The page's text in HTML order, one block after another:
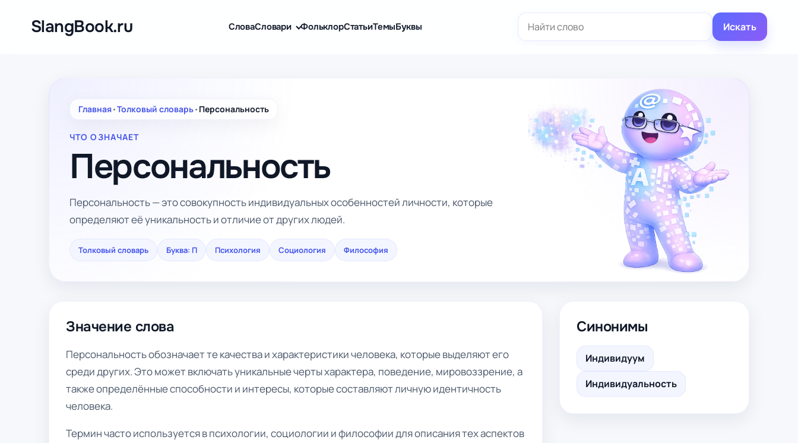
содержимомуSlangBook.ru СловаСловари ФольклорСтатьиТемыБуквы Искать
Главная•Толковый словарь• Персональность
ЧТО ОЗНАЧАЕТ
Персональность
Персональность — это совокупность индивидуальных особенностей личности, которые
определяют её уникальность и отличие от других людей.
Толковый словарь Буква: П Психология Социология Философия
Значение слова
Персональность обозначает те качества и характеристики человека, которые выделяют его
среди других. Это может включать уникальные черты характера, поведение, мировоззрение, а
также определённые способности и интересы, которые составляют личную идентичность
человека.
Термин часто используется в психологии, социологии и философии для описания тех аспектов
Синонимы
Индивидуум
Индивидуальность